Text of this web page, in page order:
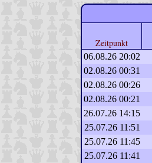
Zeitpunkt
06.08.26 20:02
02.08.26 00:31
02.08.26 00:26
02.08.26 00:21
26.07.26 14:15
25.07.26 11:51
25.07.26 11:45
25.07.26 11:41